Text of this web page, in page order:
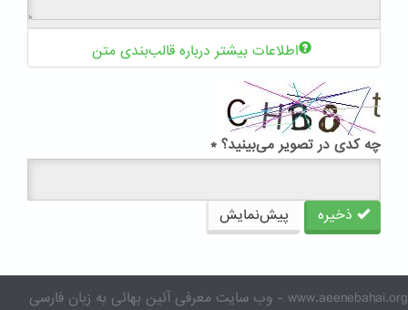
اطلاعات بیشتر درباره قالب‌بندی متن
چه کدی در تصویر می‌بینید؟ *
ذخیره پیش‌نمایش
www.aeenebahai.org - وب سایت معرفی آئین بهائی به زبان فارسی